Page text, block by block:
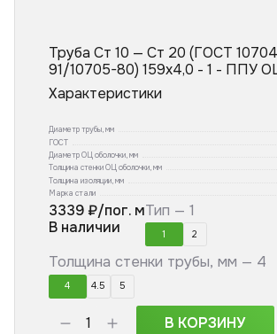
Труба Ст 10 — Ст 20 (ГОСТ
91/10705-80) 159x4,0 - 1 - ППУ
Характеристики
Диаметр трубы, мм
ГОСТ
Диаметр ОЦ оболочки, мм
Толщина стенки ОЦ оболочки, мм
Толщина изоляции, мм
Марка стали
3339₽/пог. м
В наличии
Тип — 1
1 2
Толщина стенки трубы, мм — 4
4 4.5 5
В КОРЗИНУ